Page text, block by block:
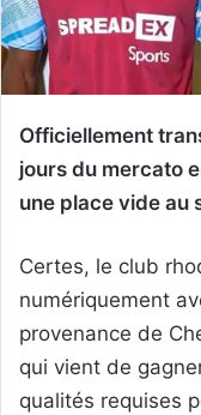
Officiellement
jours du mercato
une place vide au
Certes, le club
numériquement
provenance de
qui vient de
qualités requises